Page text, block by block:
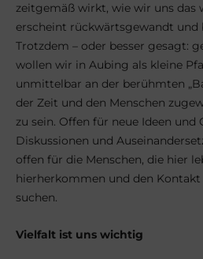
zeitgemäß wirkt, wie wir uns das
erscheint rückwärtsgewandt und
Trotzdem – oder besser gesagt:
wollen wir in Aubing als kleine
unmittelbar an der berühmten
der Zeit und den Menschen
zu sein. Offen für neue Ideen und
Diskussionen und
offen für die Menschen, die hier
hierherkommen und den Kontakt
suchen.
Vielfalt ist uns wichtig